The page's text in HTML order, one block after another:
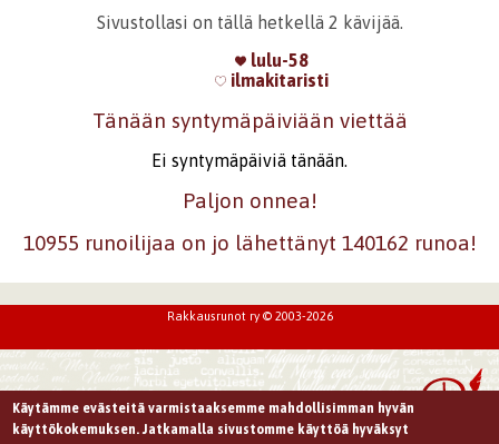
Sivustollasi on tällä hetkellä 2 kävijää.
lulu-58
ilmakitaristi
Tänään syntymäpäiviään viettää
Ei syntymäpäiviä tänään.
Paljon onnea!
10955 runoilijaa on jo lähettänyt 140162 runoa!
Rakkausrunot ry © 2003-2026
Käytämme evästeitä varmistaaksemme mahdollisimman hyvän
käyttökokemuksen. Jatkamalla sivustomme käyttöä hyväksyt